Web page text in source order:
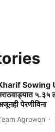
Sowing
५.३५
पेरणीविना
Agrowon